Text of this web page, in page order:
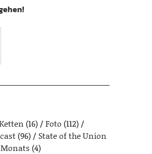
(16) Foto (112)
(96)
State of the Union
Monats (4)